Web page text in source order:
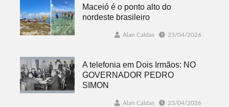
Maceió é o ponto alto do
nordeste brasileiro
Alan Caldas 23/04/2026
A telefonia em Dois Irmãos: NO
GOVERNADOR PEDRO
SIMON
Alan Caldas 23/04/2026